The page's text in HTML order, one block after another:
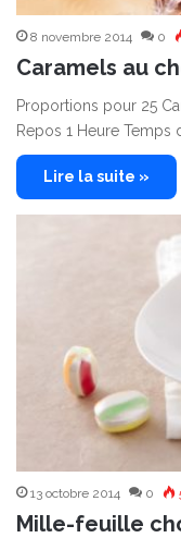
8 novembre 2014 0
Caramels au
Proportions pour 25
Repos 1 Heure Temps
Lire la suite »
13 octobre 2014 0
Mille-feuille